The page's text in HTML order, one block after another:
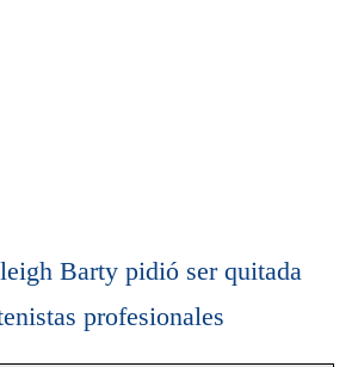
Barty pidió ser quitada
profesionales